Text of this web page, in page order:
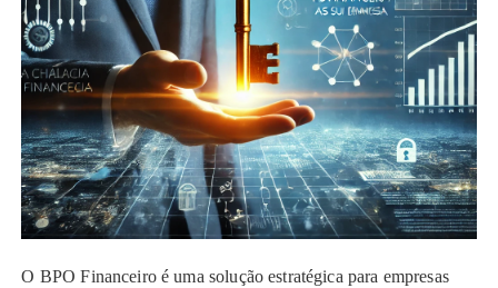
O BPO Financeiro é uma solução estratégica para empresas